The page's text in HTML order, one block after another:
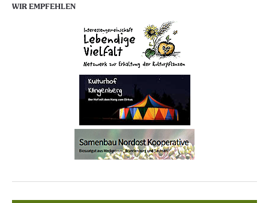
WIR EMPFEHLEN